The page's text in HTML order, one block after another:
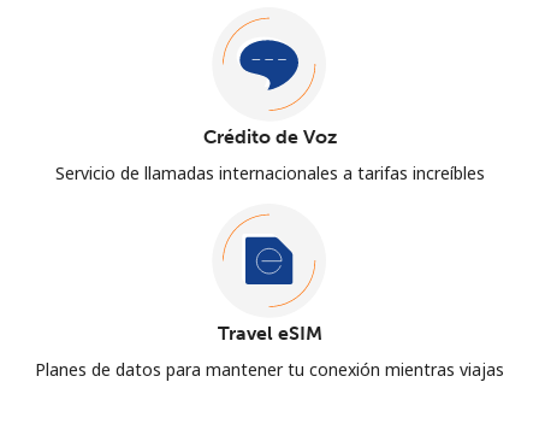
Crédito de Voz
Servicio de llamadas internacionales a tarifas increíbles
Travel eSIM
Planes de datos para mantener tu conexión mientras viajas